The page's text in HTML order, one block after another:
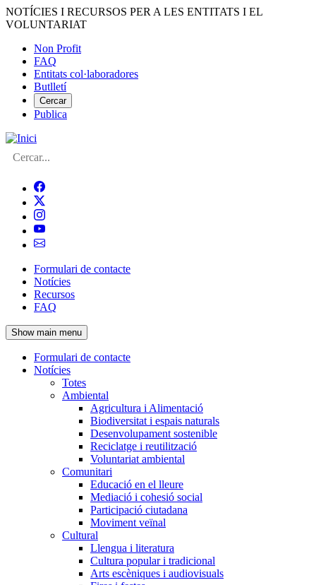
Vés
al
NOTÍCIES I RECURSOS PER A LES ENTITATS I EL
VOLUNTARIAT
Menú
del
compte
d'usuari
Non Profit
FAQ
Entitats col·laboradores
Butlletí
Cercar
Publica
Cerca
Navegació
principal
de
l'encapçalament
Formulari de contacte
Notícies
Recursos
FAQ
Show main menu
Navegació
principal
Formulari de contacte
Notícies
Totes
Ambiental
Agricultura i Alimentació
Biodiversitat i espais naturals
Desenvolupament sostenible
Reciclatge i reutilització
Voluntariat ambiental
Comunitari
Educació en el lleure
Mediació i cohesió social
Participació ciutadana
Moviment veïnal
Cultural
Llengua i literatura
Cultura popular i tradicional
Arts escèniques i audiovisuals